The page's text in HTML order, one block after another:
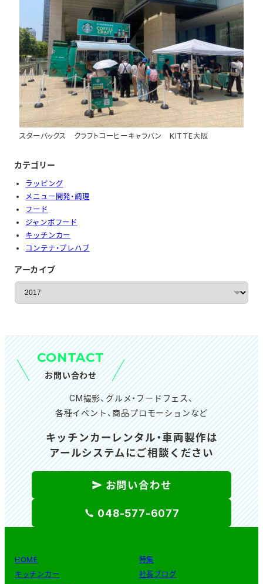
スターバックス クラフトコーヒーキャラバン KITTE大阪
カテゴリー
ラッピング
メニュー開発・調理
フード
ジャンボフード
キッチンカー
コンテナ・プレハブ
アーカイブ
ー
ブ
CONTACT
お問い合わせ
CM撮影、グルメ・フードフェス、
各種イベント、商品プロモーションなど
キッチンカーレンタル・車両製作は
アールシステムにご相談ください
お問い合わせ
048-577-6077
HOME
キッチンカー
特集
社長ブログ